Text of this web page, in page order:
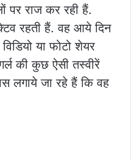
पर राज कर रही हैं.
रहती हैं. वह आये दिन
या फोटो शेयर
की कुछ ऐसी तस्वीरें
लगाये जा रहे हैं कि वह